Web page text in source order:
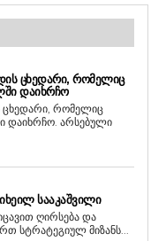
ᲪᲮᲔᲓᲐᲠᲘ, ᲠᲝᲛᲔᲚᲘᲪ
ᲓᲐᲘᲮᲠᲩᲝ
ცხედარი, რომელიც
დაიხრჩო. არსებული
ᲡᲐᲐᲙᲐᲨᲕᲘᲚᲘ
ღირსება და
სტრატეგიულ მიზანს...